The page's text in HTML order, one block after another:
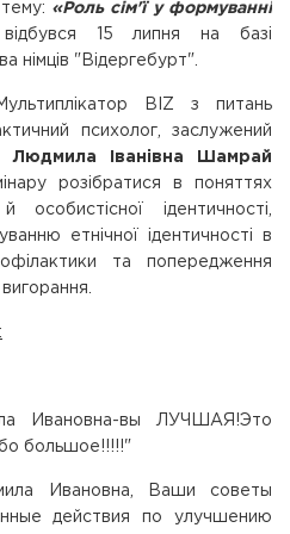
«Роль сім'ї у формуванні
15 липня на базі
німців "Відергебурт".
BIZ з питань
психолог, заслужений
Людмила Іванівна Шамрай
розібратися в поняттях
особистісної ідентичності,
етнічної ідентичності в
та попередження
Ивановна-вы ЛУЧШАЯ!Это
большое!!!!!"
Ивановна, Ваши советы
действия по улучшению